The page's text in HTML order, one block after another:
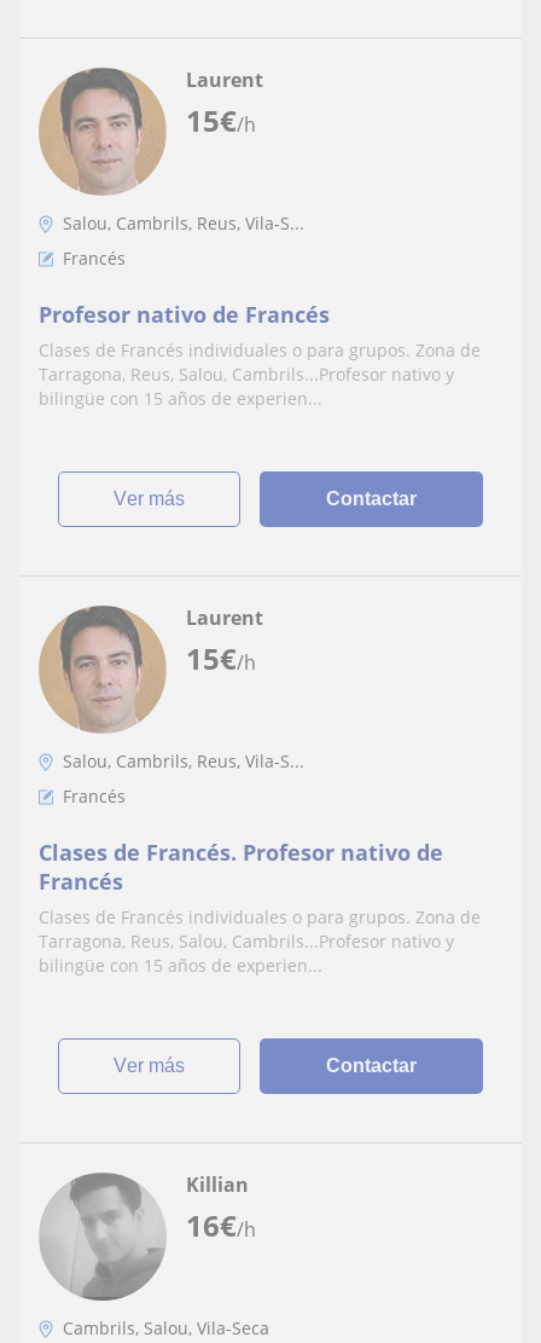
15€/h
Laurent
Salou, Cambrils, Reus, Vila-S...
Francés
Profesor nativo de Francés
Clases de Francés individuales o para grupos. Zona de
Tarragona, Reus, Salou, Cambrils...Profesor nativo y
bilingüe con 15 años de experien...
ver más Contactar
15€/h
Laurent
Salou, Cambrils, Reus, Vila-S...
Francés
Clases de Francés. Profesor nativo de
Francés
Clases de Francés individuales o para grupos. Zona de
Tarragona, Reus, Salou, Cambrils...Profesor nativo y
bilingüe con 15 años de experien...
ver más Contactar
16€/h
Killian
Cambrils, Salou, Vila-Seca